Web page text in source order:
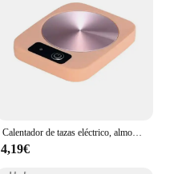
Calentador de tazas eléctrico, almohadilla calefactora de agua para té de la leche, calentador de tazas, posavasos termostático constante, regalo de oficina en casa de baja potencia
4,19€